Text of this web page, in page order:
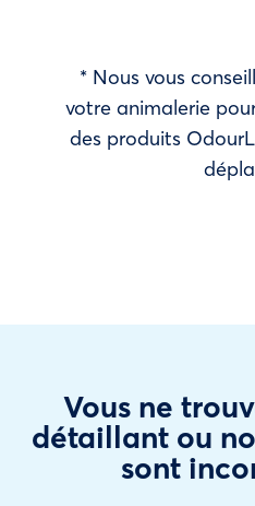
* Nous vous
votre animalerie
des produits
Vous ne
détaillant ou
sont